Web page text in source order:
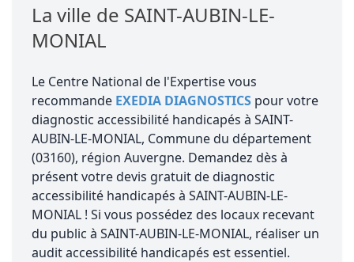
La ville de SAINT-AUBIN-LE-
MONIAL
Le Centre National de l'Expertise vous
recommande EXEDIA DIAGNOSTICS pour votre
diagnostic accessibilité handicapés à SAINT-
AUBIN-LE-MONIAL, Commune du département
(03160), région Auvergne. Demandez dès à
présent votre devis gratuit de diagnostic
accessibilité handicapés à SAINT-AUBIN-LE-
MONIAL ! Si vous possédez des locaux recevant
du public à SAINT-AUBIN-LE-MONIAL, réaliser un
audit accessibilité handicapés est essentiel.